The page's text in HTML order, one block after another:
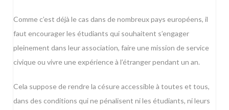
Comme c’est déjà le cas dans de nombreux pays européens, il
faut encourager les étudiants qui souhaitent s’engager
pleinement dans leur association, faire une mission de service
civique ou vivre une expérience à l’étranger pendant un an.
Cela suppose de rendre la césure accessible à toutes et tous,
dans des conditions qui ne pénalisent ni les étudiants, ni leurs